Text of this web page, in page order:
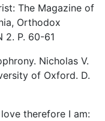
The Magazine of
Orthodox
2. P. 60-61
Nicholas V.
of Oxford. D.
therefore I am: